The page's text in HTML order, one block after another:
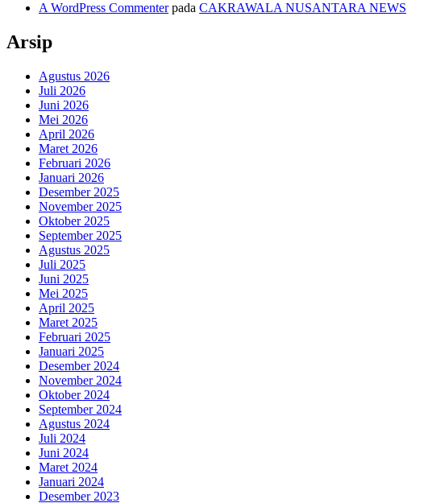
A WordPress Commenterpada CAKRAWALA NUSANTARA NEWS
Arsip
Agustus 2026
Juli 2026
Juni 2026
Mei 2026
April 2026
Maret 2026
Februari 2026
Januari 2026
Desember 2025
November 2025
Oktober 2025
September 2025
Agustus 2025
Juli 2025
Juni 2025
Mei 2025
April 2025
Maret 2025
Februari 2025
Januari 2025
Desember 2024
November 2024
Oktober 2024
September 2024
Agustus 2024
Juli 2024
Juni 2024
Maret 2024
Januari 2024
Desember 2023